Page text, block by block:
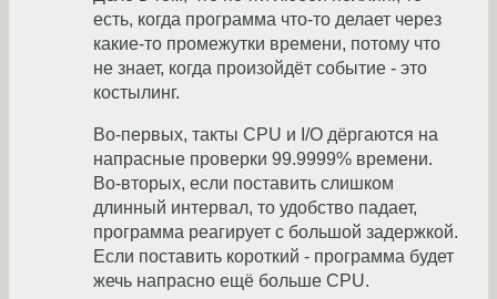
есть, когда программа что-то делает через
какие-то промежутки времени, потому что
не знает, когда произойдёт событие - это
костылинг.
Во-первых, такты CPU и I/O дёргаются на
напрасные проверки 99.9999% времени.
Во-вторых, если поставить слишком
длинный интервал, то удобство падает,
программа реагирует с большой задержкой.
Если поставить короткий - программа будет
жечь напрасно ещё больше CPU.